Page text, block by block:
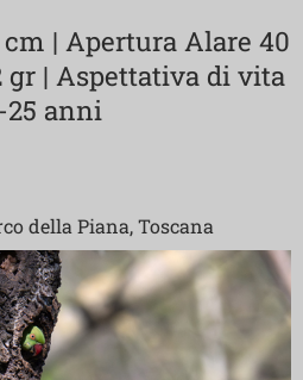
| Apertura Alare 40
gr | Aspettativa di vita
25 anni
della Piana, Toscana